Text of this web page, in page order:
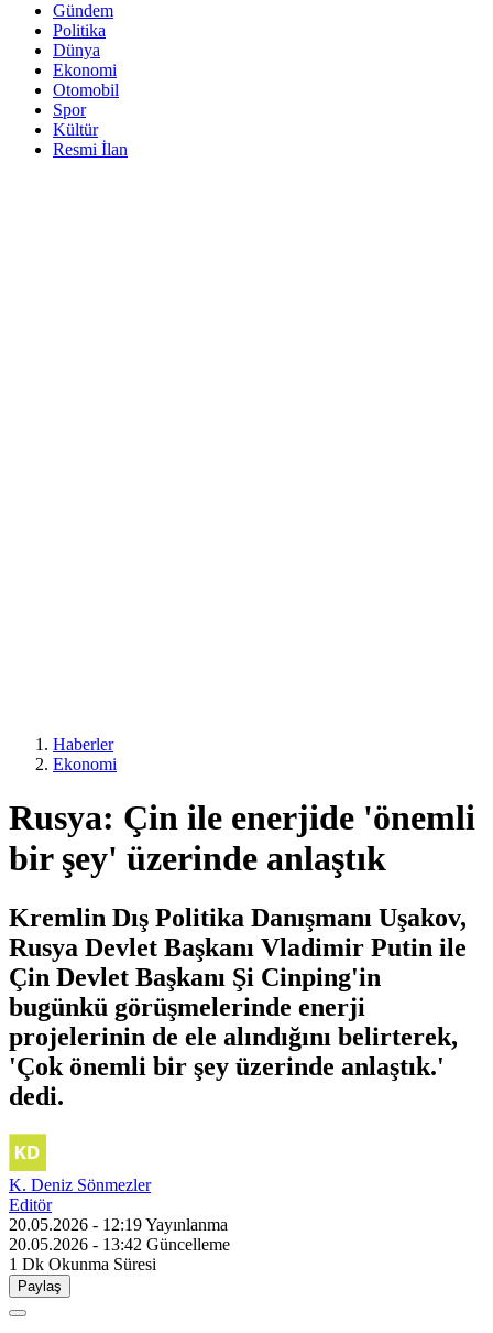
Gündem
Politika
Dünya
Ekonomi
Otomobil
Spor
Kültür
Resmi İlan
Haberler
Ekonomi
Rusya: Çin ile enerjide 'önemli
bir şey' üzerinde anlaştık
Kremlin Dış Politika Danışmanı Uşakov,
Rusya Devlet Başkanı Vladimir Putin ile
Çin Devlet Başkanı Şi Cinping'in
bugünkü görüşmelerinde enerji
projelerinin de ele alındığını belirterek,
'Çok önemli bir şey üzerinde anlaştık.'
dedi.
K. Deniz Sönmezler
Editör
20.05.2026 - 12:19Yayınlanma
20.05.2026 - 13:42 Güncelleme
1 Dk Okunma Süresi
Paylaş